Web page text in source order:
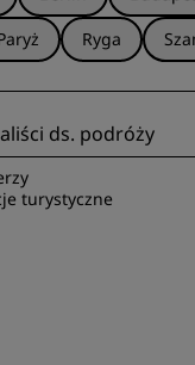
Ryga
ds. podróży
turystyczne